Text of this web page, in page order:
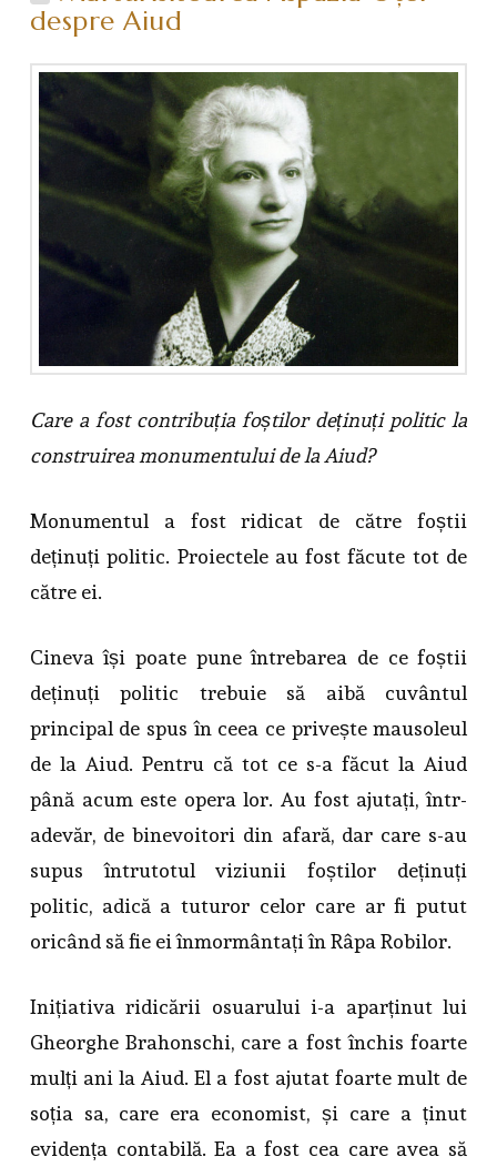
despre Aiud
Care a fost contribuția foștilor deținuți politic la
construirea monumentului de la Aiud?
Monumentul a fost ridicat de către foștii
deținuți politic. Proiectele au fost făcute tot de
către ei.
Cineva își poate pune întrebarea de ce foștii
deținuți politic trebuie să aibă cuvântul
principal de spus în ceea ce privește mausoleul
de la Aiud. Pentru că tot ce s-a făcut la Aiud
până acum este opera lor. Au fost ajutați, într-
adevăr, de binevoitori din afară, dar care s-au
supus întrutotul viziunii foștilor deținuți
politic, adică a tuturor celor care ar fi putut
oricând să fie ei înmormântați în Râpa Robilor.
Inițiativa ridicării osuarului i-a aparținut lui
Gheorghe Brahonschi, care a fost închis foarte
mulți ani la Aiud. El a fost ajutat foarte mult de
soția sa, care era economist, și care a ținut
evidența contabilă. Ea a fost cea care avea să